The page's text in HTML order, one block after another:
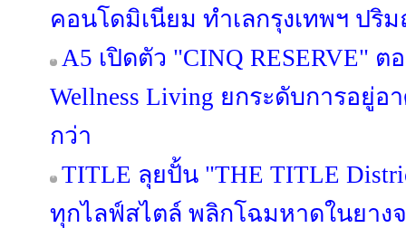
คอนโดมิเนียม ทำเลกรุงเทพฯ ปริ
A5 เปิดตัว "CINQ RESERVE"
Wellness Living ยกระดับการอยู่
กว่า
TITLE ลุยปั้น "THE TITLE
ทุกไลฟ์สไตล์ พลิกโฉมหาดในยางจ